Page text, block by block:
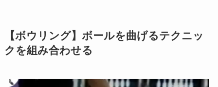
【ボウリング】ボールを曲げるテクニッ
クを組み合わせる